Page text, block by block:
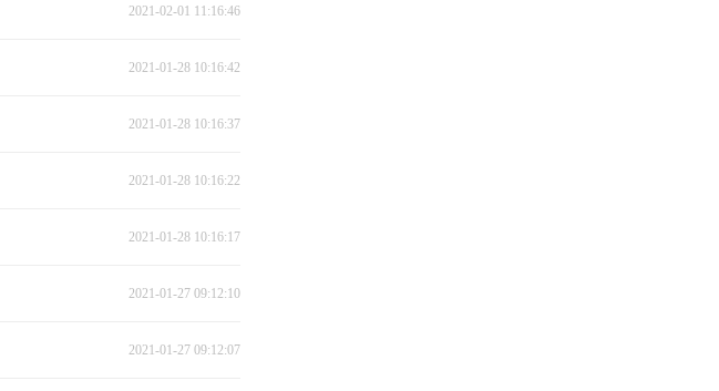
2021-02-01 11:16:46
2021-01-28 10:16:42
2021-01-28 10:16:37
2021-01-28 10:16:22
2021-01-28 10:16:17
2021-01-27 09:12:10
2021-01-27 09:12:07